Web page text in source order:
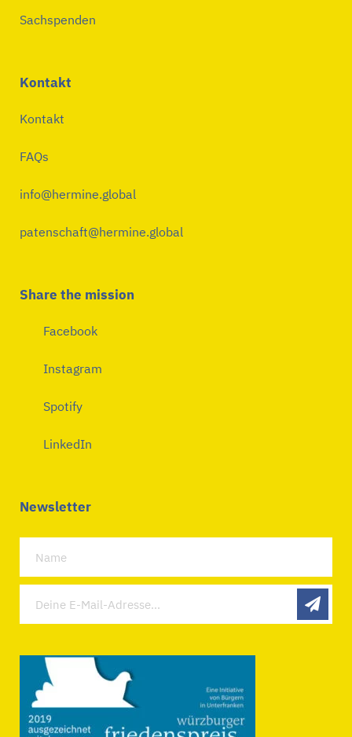
Sachspenden
Kontakt
Kontakt
FAQs
info@hermine.global
patenschaft@hermine.global
Share the mission
Facebook
Instagram
Spotify
LinkedIn
Newsletter